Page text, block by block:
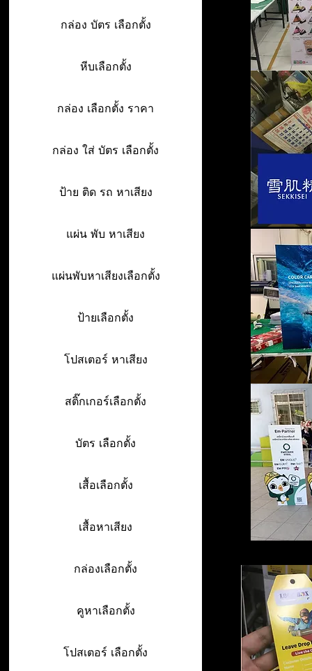
กล่อง บัตร เลือกตั้ง
หีบเลือกตั้ง
กล่อง เลือกตั้ง ราคา
กล่อง ใส่ บัตร เลือกตั้ง
ป้าย ติด รถ หาเสียง
แผ่น พับ หาเสียง
แผ่นพับหาเสียงเลือกตั้ง
ป้ายเลือกตั้ง
โปสเตอร์ หาเสียง
สติ๊กเกอร์เลือกตั้ง
บัตร เลือกตั้ง
เสื้อเลือกตั้ง
เสื้อหาเสียง
กล่องเลือกตั้ง
คูหาเลือกตั้ง
โปสเตอร์ เลือกตั้ง